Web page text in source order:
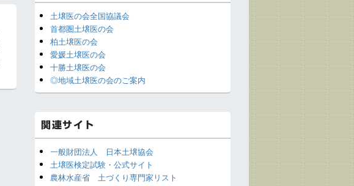
土壌医の会全国協議会
首都圏土壌医の会
柏土壌医の会
愛媛土壌医の会
十勝土壌医の会
◎地域土壌医の会のご案内
関連サイト
一般財団法人 日本土壌協会
土壌医検定試験・公式サイト
農林水産省 土づくり専門家リスト